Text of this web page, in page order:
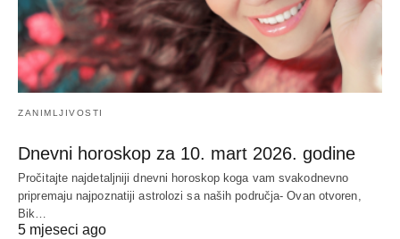
ZANIMLJIVOSTI
Dnevni horoskop za 10. mart 2026. godine
Pročitajte najdetaljniji dnevni horoskop koga vam svakodnevno
pripremaju najpoznatiji astrolozi sa naših područja- Ovan otvoren,
Bik…
5 mjeseci ago